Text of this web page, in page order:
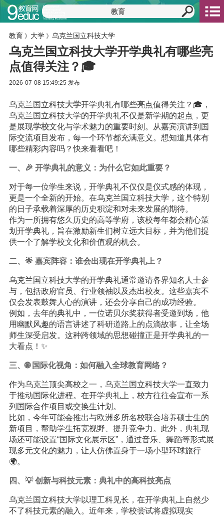
教育 》 大学》 乌克兰国立科技大学
乌克兰国立科技大学开学典礼有哪些亮
点值得关注？🎓
2026-07-08 15:49:25 发布
乌克兰国立科技大学开学典礼有哪些亮点值得关注？🎓，
乌克兰国立科技大学的开学典礼不仅是新学期的起点，更
是展现学校文化与学术魅力的重要时刻。从嘉宾演讲到国
际交流项目发布，每一个环节都充满意义。想知道具体有
哪些精彩内容吗？快来看看吧！
一、🎉 开学典礼的意义：为什么它如此重要？
对于每一位学生来说，开学典礼不仅仅是仪式感的体现，
更是一个全新的开始。在乌克兰国立科技大学，这个特别
的日子承载着深厚的历史积淀和对未来发展的期待。
作为一所拥有悠久历史的高等学府，该校每年都会精心策
划开学典礼，旨在激励新生们树立远大目标，并为他们提
供一个了解学校文化和价值观的机会。
二、🌟 嘉宾阵容：谁会出现在开学典礼上？
乌克兰国立科技大学的开学典礼通常邀请各界知名人士参
与，包括政府官员、行业领袖以及杰出校友。这些嘉宾不
仅会发表鼓舞人心的演讲，还会分享自己的成功经验。
例如，去年的典礼中，一位诺贝尔奖获得者受邀到场，他
用幽默风趣的语言讲述了科研道路上的点滴故事，让全场
师生深受启发。这种跨领域的思想碰撞正是开学典礼的一
大看点！✨
三、🌐 国际化视角：如何融入全球教育网络？
作为乌克兰顶尖高校之一，乌克兰国立科技大学一直致力
于推动国际化进程。在开学典礼上，校方往往会宣布一系
列国际合作项目或交换生计划。
比如，今年可能会推出与欧洲多所名校联合培养硕士生的
新项目，帮助学生拓宽视野、提升竞争力。此外，典礼现
场还可能设置“国际文化展示区”，通过音乐、舞蹈等形式展
现多元文化的魅力，让人仿佛置身于一场小型环球旅行
🌍。
四、💡 创新与科技元素：典礼中的高科技亮点
乌克兰国立科技大学以理工科见长，在开学典礼上自然少
不了科技元素的融入。近年来，学校尝试将虚拟现实